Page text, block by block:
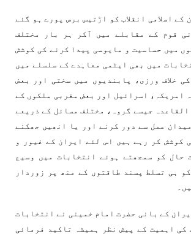
کے اسلامی انقلاب کو اڑتیس برس پورے ہو گئے
قوم کے مقابلے میں آکر ہر بار مختلف
میں حساسیت و مایوسی پیدا کرنے کی کوشش
میں بھی ایٹمی معاہدے کے سلسلے میں
خلاف ورزی، پابندیوں میں سختی اور بعض
امریکہ، اسرائیل اور بعض مغربی ملکوں کے
القاعدہ جیسے گروہ، مختلف مسائل کے ذریعے
عمل سے دور کرنے اور یا انھیں جھکنے
کوشش کر رہے ہیں اس لئے ایران کے غیور و
حال کو سمجھتے ہوئے انتخابات میں وسیع
ہی تسلط پسند طاقتوں کے منھ پر زوردار
کے بانی حضرت امام خمینی نے انتخابات
کی اہمیت کے پیش نظر ہمیشہ تاکید فرمائی